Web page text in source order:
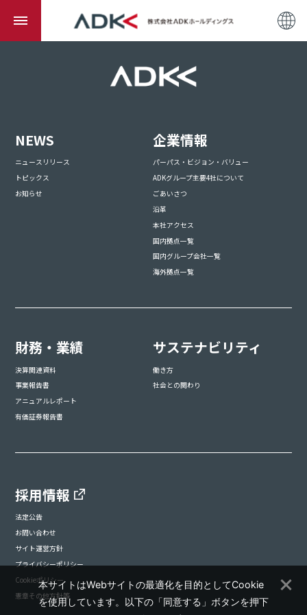
NEWS
ニュースリリース
トピックス
お知らせ
企業情報
パーパス・ビジョン・バリュー
ADKグループ主要4社について
ごあいさつ
沿革
本社アクセス
国内拠点一覧
国内グループ会社一覧
海外拠点一覧
財務・業績
決算関連資料
事業報告書
アニュアルレポート
有価証券報告書
サステナビリティ
働き方
社会との関わり
採用情報
法定公告
お問い合わせ
サイト運営方針
プライバシーポリシー
Cookieポリシー
憲章その他方針等
本サイトはWebサイトの最適化を目的としてCookie
を使用しています。以下の「同意する」ボタンを押下